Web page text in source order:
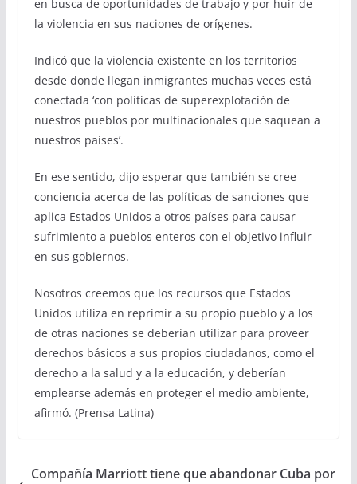
en busca de oportunidades de trabajo y por huir de
la violencia en sus naciones de orígenes.
Indicó que la violencia existente en los territorios
desde donde llegan inmigrantes muchas veces está
conectada ‘con políticas de superexplotación de
nuestros pueblos por multinacionales que saquean a
nuestros países’.
En ese sentido, dijo esperar que también se cree
conciencia acerca de las políticas de sanciones que
aplica Estados Unidos a otros países para causar
sufrimiento a pueblos enteros con el objetivo influir
en sus gobiernos.
Nosotros creemos que los recursos que Estados
Unidos utiliza en reprimir a su propio pueblo y a los
de otras naciones se deberían utilizar para proveer
derechos básicos a sus propios ciudadanos, como el
derecho a la salud y a la educación, y deberían
emplearse además en proteger el medio ambiente,
afirmó. (Prensa Latina)
Compañía Marriott tiene que abandonar Cuba por